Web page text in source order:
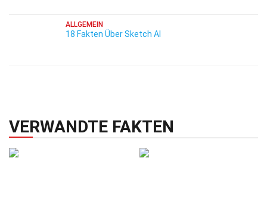
ALLGEMEIN
18 Fakten Über Sketch AI
VERWANDTE FAKTEN